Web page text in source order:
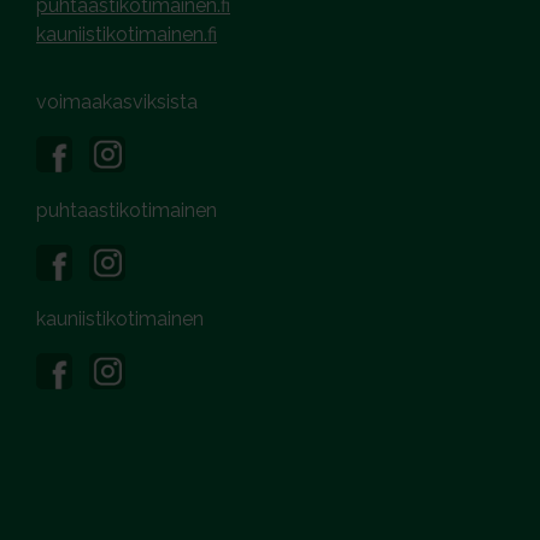
puhtaastikotimainen.fi
kauniistikotimainen.fi
voimaakasviksista
puhtaastikotimainen
kauniistikotimainen